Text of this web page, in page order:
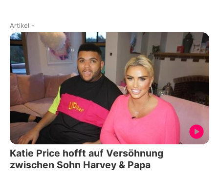
Artikel -
Katie Price hofft auf Versöhnung
zwischen Sohn Harvey & Papa